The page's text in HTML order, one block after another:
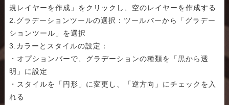
規レイヤーを作成」をクリックし、空のレイヤーを作成する
2.グラデーションツールの選択：ツールバーから「グラデー
ションツール」を選択
3.カラーとスタイルの設定：
・オプションバーで、グラデーションの種類を「黒から透
明」に設定
・スタイルを「円形」に変更し、「逆方向」にチェックを入
れる